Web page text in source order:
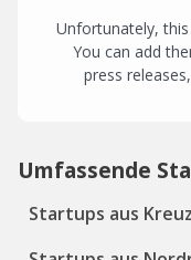
Unfortunately,
You can add
press
Umfassende
Startups aus